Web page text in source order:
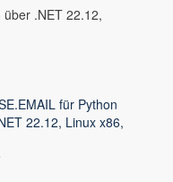
.NET 22.12,
für Python
22.12, Linux x86,